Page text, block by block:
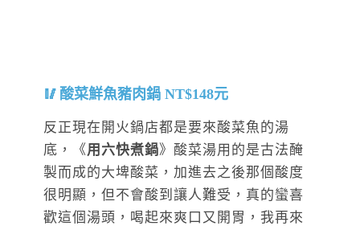
酸菜鮮魚豬肉鍋 NT$148元
反正現在開火鍋店都是要來酸菜魚的湯
底，《用六快煮鍋》酸菜湯用的是古法醃
製而成的大埤酸菜，加進去之後那個酸度
很明顯，但不會酸到讓人難受，真的蠻喜
歡這個湯頭，喝起來爽口又開胃，我再來